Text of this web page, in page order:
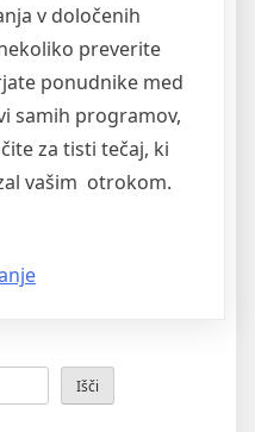
v določenih
preverite
ponudnike med
samih programov,
za tisti tečaj, ki
vašim otrokom.
Išči